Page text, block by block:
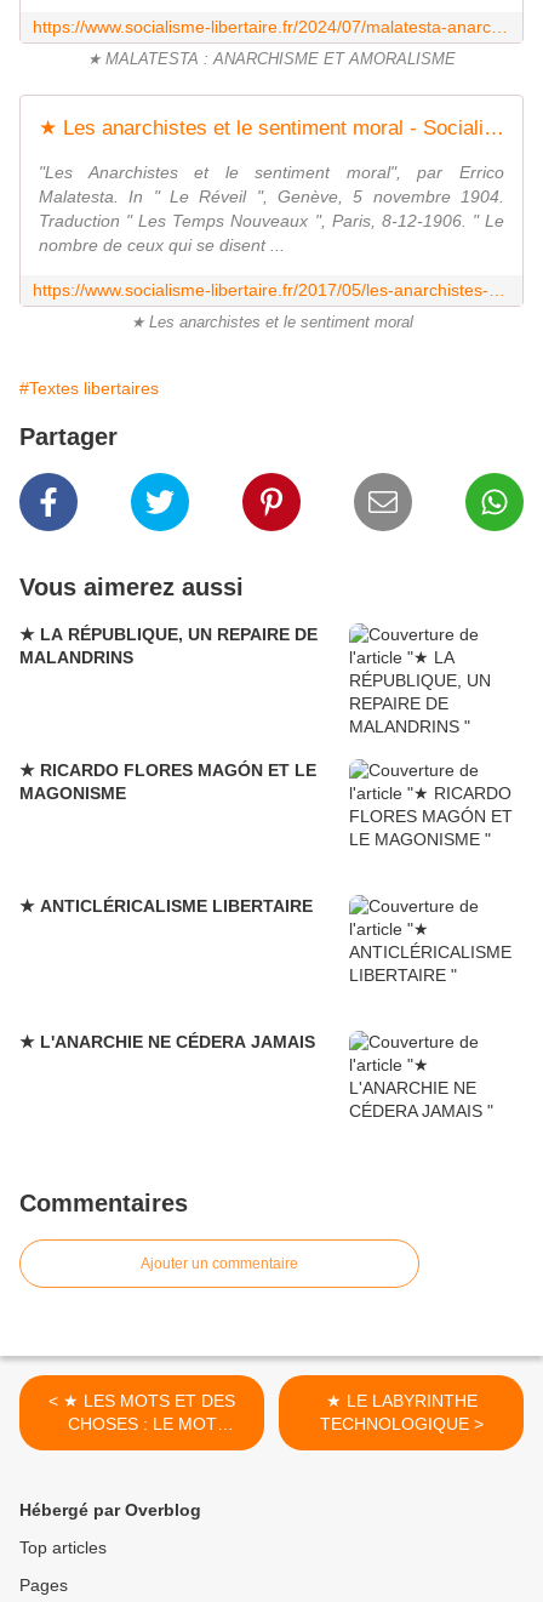
★ MALATESTA : ANARCHISME ET AMORALISME
★ Les anarchistes et le sentiment moral - Socialisme libertaire
"Les Anarchistes et le sentiment moral", par Errico
Malatesta. In " Le Réveil ", Genève, 5 novembre 1904.
Traduction " Les Temps Nouveaux ", Paris, 8-12-1906. " Le
nombre de ceux qui se disent ...
★ Les anarchistes et le sentiment moral
#Textes libertaires
Partager
Vous aimerez aussi
★ LA RÉPUBLIQUE, UN REPAIRE DE
MALANDRINS
★ RICARDO FLORES MAGÓN ET LE
MAGONISME
★ ANTICLÉRICALISME LIBERTAIRE
★ L'ANARCHIE NE CÉDERA JAMAIS
Commentaires
Ajouter un commentaire
< ★ LES MOTS ET DES
CHOSES : LE MOT
FASCISME
★ LE LABYRINTHE
TECHNOLOGIQUE >
Hébergé par Overblog
Top articles
Pages